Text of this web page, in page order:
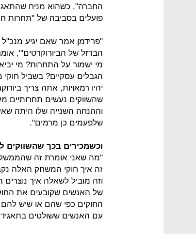
החברה", כשהוא מניח
פועלים בסביבה של "תחרות
"פרידמן אמר שאם יגיע
הברזל של הביורוקרטים'",
מי ישמור על התחרות? מי
הגבלים עסקיים? בשביל
יהיו רמאויות, אתה צריך
שהשווקים נעשים תחרותיים
וההנחה השנייה שלו היתה
שלפעמים כן מרמים".
וכשמכירים בכך שהשווקים
"מה שאני אומרת זה
זה איך חוקי המשחק האלה
וזה מוביל לשאלה איך
של האנשים שקובעים את
החוקים כפי שהם או שיש להם
עם האנשים ששולטים